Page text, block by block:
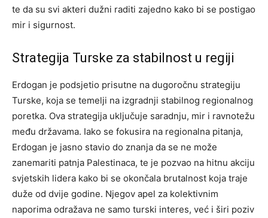
te da su svi akteri dužni raditi zajedno kako bi se postigao
mir i sigurnost.
Strategija Turske za stabilnost u regiji
Erdogan je podsjetio prisutne na dugoročnu strategiju
Turske, koja se temelji na izgradnji stabilnog regionalnog
poretka. Ova strategija uključuje saradnju, mir i ravnotežu
među državama. Iako se fokusira na regionalna pitanja,
Erdogan je jasno stavio do znanja da se ne može
zanemariti patnja Palestinaca, te je pozvao na hitnu akciju
svjetskih lidera kako bi se okončala brutalnost koja traje
duže od dvije godine. Njegov apel za kolektivnim
naporima odražava ne samo turski interes, već i širi poziv